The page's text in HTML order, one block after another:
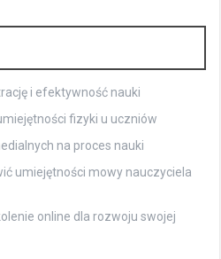
i efektywność nauki
fizyki u uczniów
na proces nauki
umiejętności mowy nauczyciela
online dla rozwoju swojej